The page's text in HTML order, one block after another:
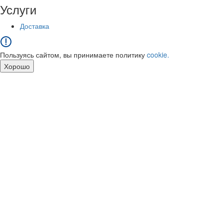
Услуги
Доставка
Пользуясь сайтом, вы принимаете политику cookie.
Хорошо